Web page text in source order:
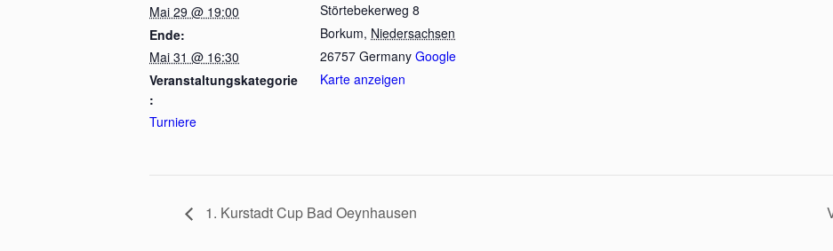
Mai 29 @ 19:00
Ende:
Mai 31 @ 16:30
Veranstaltungskategorie
:
Turniere
Störtebekerweg 8
Borkum, Niedersachsen
26757 Germany Google
Karte anzeigen
1. Kurstadt Cup Bad Oeynhausen